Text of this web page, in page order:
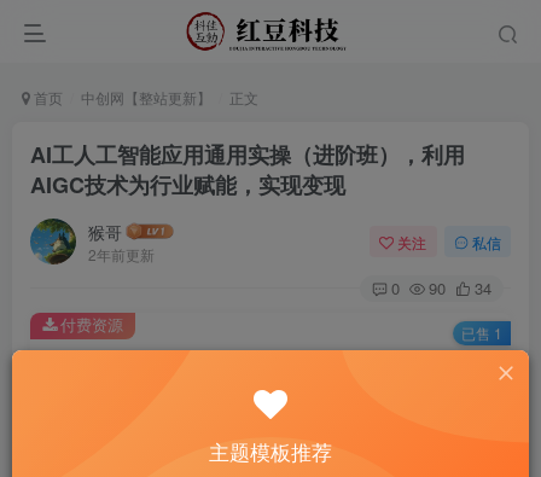
首页 中创网【整站更新】 正文
AI工人工智能应用通用实操（进阶班），利用
AIGC技术为行业赋能，实现变现
猴哥
2年前更新
关注 私信
0 90 34
此内容为付费资源，请付费后查看
￥9.9
付费资源 已售 1
主题模板推荐